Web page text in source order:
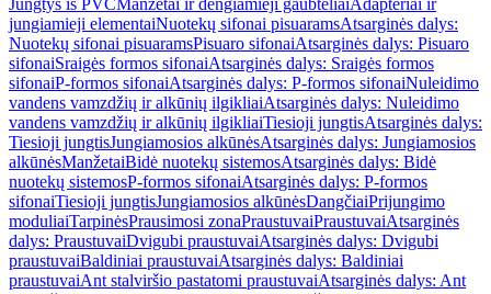
Jungtys iš PVCManžetai ir dengiamieji gaubteliaiAdapteriai ir
jungiamieji elementaiNuotekų sifonai pisuaramsAtsarginės dalys:
Nuotekų sifonai pisuaramsPisuaro sifonaiAtsarginės dalys: Pisuaro
sifonaiSraigės formos sifonaiAtsarginės dalys: Sraigės formos
sifonaiP-formos sifonaiAtsarginės dalys: P-formos sifonaiNuleidimo
vandens vamzdžių ir alkūnių ilgikliaiAtsarginės dalys: Nuleidimo
vandens vamzdžių ir alkūnių ilgikliaiTiesioji jungtisAtsarginės dalys:
Tiesioji jungtisJungiamosios alkūnėsAtsarginės dalys: Jungiamosios
alkūnėsManžetaiBidė nuotekų sistemosAtsarginės dalys: Bidė
nuotekų sistemosP-formos sifonaiAtsarginės dalys: P-formos
sifonaiTiesioji jungtisJungiamosios alkūnėsDangčiaiPrijungimo
moduliaiTarpinėsPrausimosi zonaPraustuvaiPraustuvaiAtsarginės
dalys: PraustuvaiDvigubi praustuvaiAtsarginės dalys: Dvigubi
praustuvaiBaldiniai praustuvaiAtsarginės dalys: Baldiniai
praustuvaiAnt stalviršio pastatomi praustuvaiAtsarginės dalys: Ant